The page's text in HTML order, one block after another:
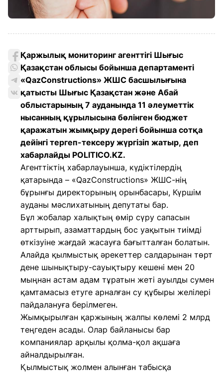
Қаржылық мониторинг агенттігі Шығыс
Қазақстан облысы бойынша департаменті
«QazConstructions» ЖШС басшылығына
қатысты Шығыс Қазақстан және Абай
облыстарының 7 ауданында 11 әлеуметтік
нысанның құрылысына бөлінген бюджет
қаражатын жымқыру дерегі бойынша сотқа
дейінгі тергеп-тексеру жүргізіп жатыр, деп
хабарлайды POLITICO.KZ.
Агенттіктің хабарлауынша, күдіктілердің
қатарында – «QazConstructions» ЖШС-нің
бұрынғы директорының орынбасары, Күршім
ауданы мәслихатының депутаты бар.
Бұл жобалар халықтың өмір сүру сапасын
арттырып, азаматтардың бос уақытын тиімді
өткізуіне жағдай жасауға бағытталған болатын.
Алайда қылмыстық әрекеттер салдарынан төрт
дене шынықтыру-сауықтыру кешені мен 20
мыңнан астам адам тұратын жеті ауылды сумен
қамтамасыз етуге арналған су құбыры желілері
пайдалануға берілмеген.
Жымқырылған қаржының жалпы көлемі 2 млрд
теңгеден асады. Олар байланысы бар
компаниялар арқылы қолма-қол ақшаға
айналдырылған.
Қылмыстық жолмен алынған табысқа